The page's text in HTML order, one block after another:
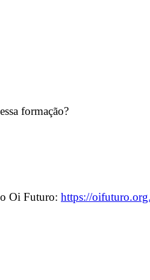
formação?
Oi Futuro: https://